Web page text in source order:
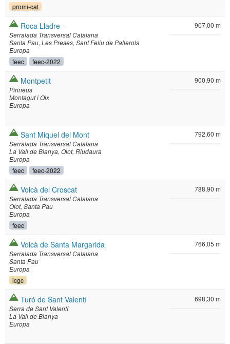
promi-cat
Roca Lladre
Serralada Transversal Catalana
Santa Pau Les Preses Sant Feliu de Pallerols
Europa
feec feec-2022
907,00 m
Montpetit
Pirineus
Montagut i Oix
Europa
900,90 m
Sant Miquel del Mont
Serralada Transversal Catalana
La Vall de Bianya Olot Riudaura
Europa
feec feec-2022
792,60 m
Volcà del Croscat
Serralada Transversal Catalana
Olot Santa Pau
Europa
feec
788,90 m
Volcà de Santa Margarida
Serralada Transversal Catalana
Santa Pau
Europa
icgc
766,05 m
Turó de Sant Valentí
Serra de Sant Valentí
La Vall de Bianya
Europa
698,30 m